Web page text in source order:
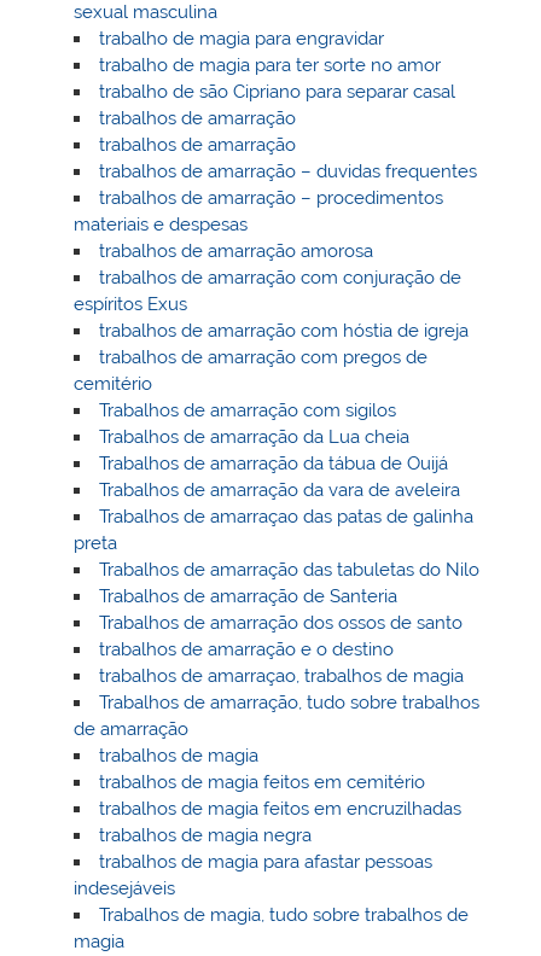
sexual masculina
trabalho de magia para engravidar
trabalho de magia para ter sorte no amor
trabalho de são Cipriano para separar casal
trabalhos de amarração
trabalhos de amarração
trabalhos de amarração – duvidas frequentes
trabalhos de amarração – procedimentos
materiais e despesas
trabalhos de amarração amorosa
trabalhos de amarração com conjuração de
espíritos Exus
trabalhos de amarração com hóstia de igreja
trabalhos de amarração com pregos de
cemitério
Trabalhos de amarração com sigilos
Trabalhos de amarração da Lua cheia
Trabalhos de amarração da tábua de Ouijá
Trabalhos de amarração da vara de aveleira
Trabalhos de amarraçao das patas de galinha
preta
Trabalhos de amarração das tabuletas do Nilo
Trabalhos de amarração de Santeria
Trabalhos de amarração dos ossos de santo
trabalhos de amarração e o destino
trabalhos de amarraçao, trabalhos de magia
Trabalhos de amarração, tudo sobre trabalhos
de amarração
trabalhos de magia
trabalhos de magia feitos em cemitério
trabalhos de magia feitos em encruzilhadas
trabalhos de magia negra
trabalhos de magia para afastar pessoas
indesejáveis
Trabalhos de magia, tudo sobre trabalhos de
magia